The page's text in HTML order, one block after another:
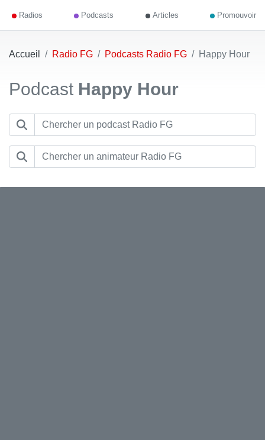
Radios Podcasts Articles Promouvoir
Accueil Radio FG Podcasts Radio FG Happy Hour
Podcast Happy Hour